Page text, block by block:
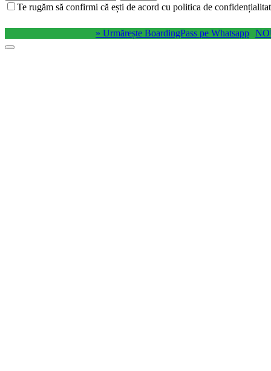
Te rugăm să confirmi că ești de acord cu politica de
» Urmărește BoardingPass pe Whatsapp